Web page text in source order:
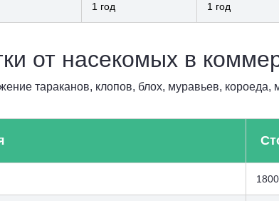
1 год 1 год
от насекомых в
тараканов, клопов, блох, муравьев,